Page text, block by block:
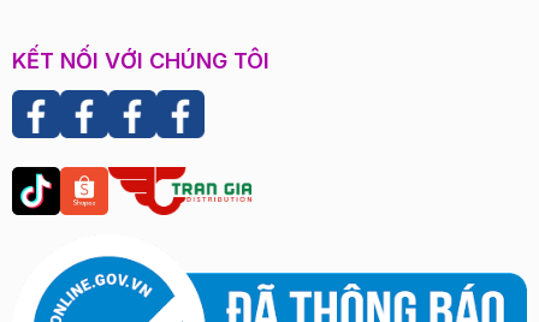
KẾT NỐI VỚI CHÚNG TÔI